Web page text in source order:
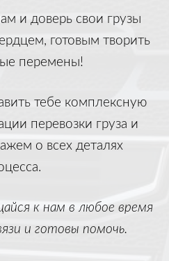
и доверь свои грузы
готовым творить
перемены!
тебе комплексную
перевозки груза и
о всех деталях
к нам в любое время
и готовы помочь.